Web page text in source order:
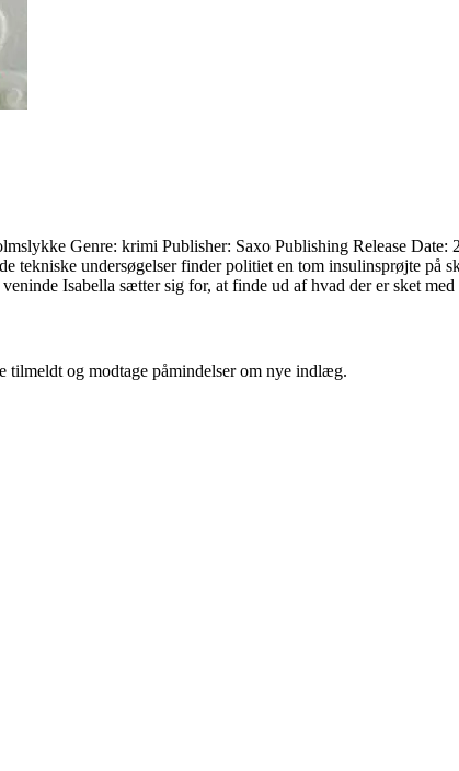
Genre: krimi Publisher: Saxo Publishing Release
tekniske undersøgelser finder politiet en tom insulinsprøjte
Isabella sætter sig for, at finde ud af hvad der er sket
tilmeldt og modtage påmindelser om nye indlæg.